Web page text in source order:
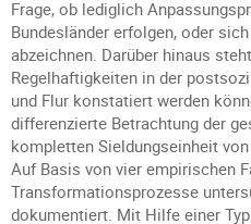
Frage, ob lediglich
Bundesländer erfolgen, oder
abzeichnen. Darüber hinaus
Regelhaftigkeiten in der
und Flur konstatiert werden
differenzierte Betrachtung der
kompletten Sieldungseinheit von
Auf Basis von vier empirischen
Transformationsprozesse
dokumentiert. Mit Hilfe einer